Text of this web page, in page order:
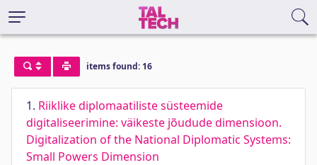
items found: 16
1. Riiklike diplomaatiliste süsteemide
digitaliseerimine: väikeste jõudude dimensioon.
Digitalization of the National Diplomatic Systems:
Small Powers Dimension